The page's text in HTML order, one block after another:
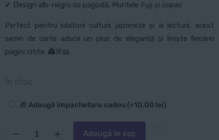
✔ Design alb-negru cu pagodă, Muntele Fuji și copac
Perfect pentru iubitorii culturii japoneze și ai lecturii, acest
semn de carte aduce un plus de eleganță și liniște fiecărei
pagini citite. 🏯🌸📖
În stoc
Opțiuni
🎁 Adaugă împachetare cadou (+10,00 lei)
Adaugă în coș